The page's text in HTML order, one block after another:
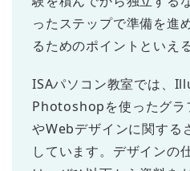
ったステップで準備を進
るためのポイントといえ
ISAパソコン教室では、
Photoshopを使ったグラ
やWebデザインに関する
しています。デザインの